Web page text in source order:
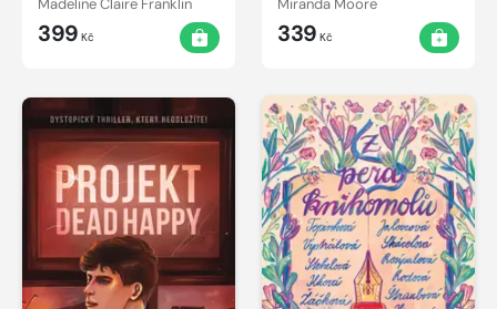
Madeline Claire Franklin
399 Kč
Miranda Moore
339 Kč